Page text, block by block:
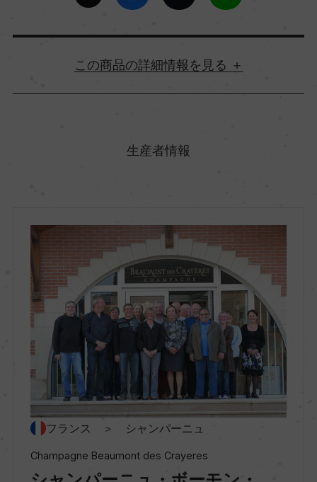
詳細情報
種類
スパークリングワイン
味わい
生産者情報
フランス ＞ シャンパーニュ
Champagne Beaumont des Crayeres